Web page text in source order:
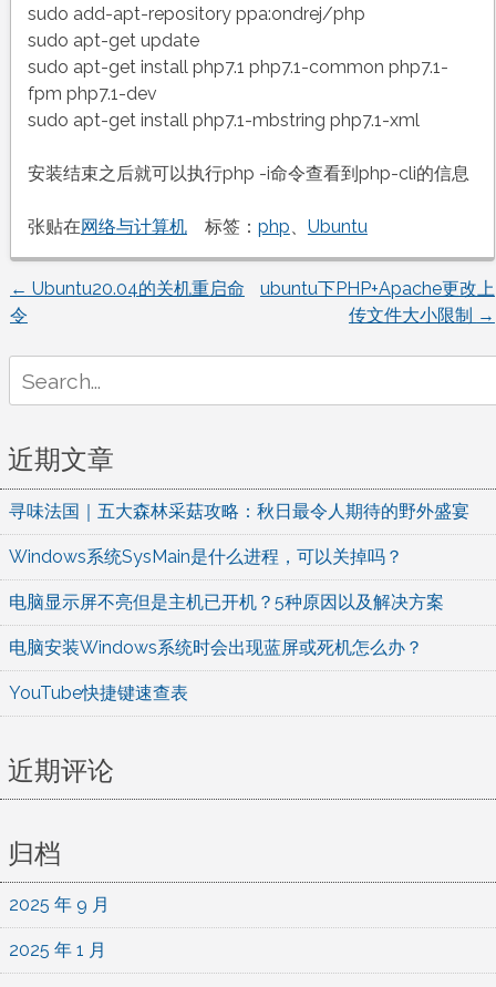
sudo add-apt-repository ppa:ondrej/php
sudo apt-get update
sudo apt-get install php7.1 php7.1-common php7.1-
fpm php7.1-dev
sudo apt-get install php7.1-mbstring php7.1-xml
安装结束之后就可以执行php -i命令查看到php-cli的信息
张贴在网络与计算机 标签： php、 Ubuntu
文
章
导
航
← Ubuntu20.04的关机重启命
令
ubuntu下PHP+Apache更改上
传文件大小限制 →
for:
近期文章
寻味法国｜五大森林采菇攻略：秋日最令人期待的野外盛宴
Windows系统SysMain是什么进程，可以关掉吗？
电脑显示屏不亮但是主机已开机？5种原因以及解决方案
电脑安装Windows系统时会出现蓝屏或死机怎么办？
YouTube快捷键速查表
近期评论
归档
2025 年 9 月
2025 年 1 月